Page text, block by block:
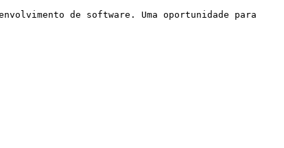
de software. Uma oportunidade para